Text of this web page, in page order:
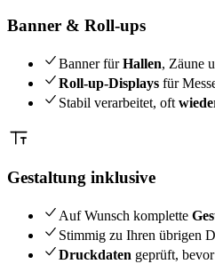
Banner & Roll-ups
Banner fürHallen, Zäune
Roll-up-Displays für
Stabil verarbeitet, oft
Gestaltung inklusive
Auf Wunsch komplette
Stimmig zu Ihren übrigen
Druckdaten geprüft,